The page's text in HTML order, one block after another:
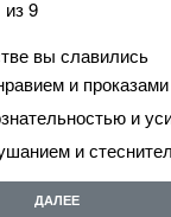
из 9
вы славились
и проказами
и
и